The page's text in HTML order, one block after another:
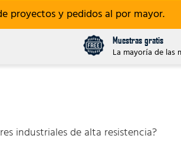
proyectos y pedidos al por mayor.
Muestras gratis
La mayoría de las
industriales de alta resistencia?